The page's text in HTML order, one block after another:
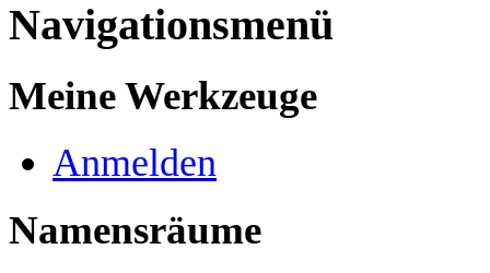
Navigationsmenü
Meine Werkzeuge
Anmelden
Namensräume